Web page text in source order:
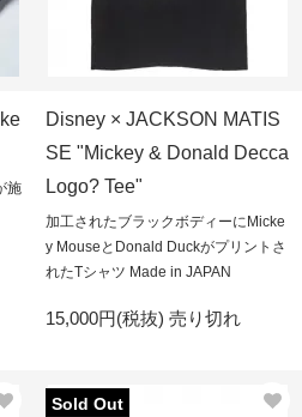
施
Disney × JACKSON MATIS
SE "Mickey & Donald Decca
Logo? Tee"
加工されたブラックボディーにMicke
y MouseとDonald Duckがプリントさ
れたTシャツ Made in JAPAN
15,000円(税抜) 売り切れ
Sold Out